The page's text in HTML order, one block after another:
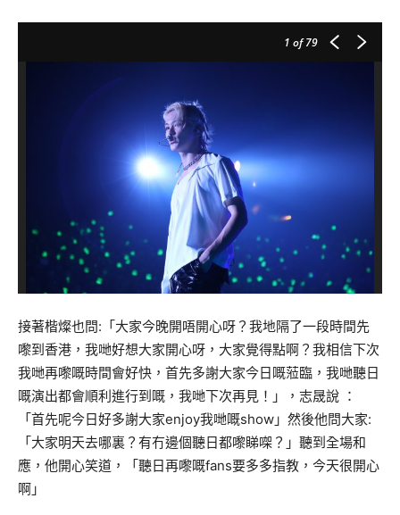
1 of 79
接著楷燦也問:「大家今晚開唔開心呀？我地隔了一段時間先
嚟到香港，我哋好想大家開心呀，大家覺得點啊？我相信下次
我哋再嚟嘅時間會好快，首先多謝大家今日嘅蒞臨，我哋聽日
嘅演出都會順利進行到嘅，我哋下次再見！」，志晟說 ：
「首先呢今日好多謝大家enjoy我哋嘅show」然後他問大家:
「大家明天去哪裏？有冇邊個聽日都嚟睇㗎？」聽到全場和
應，他開心笑道，「聽日再嚟嘅fans要多多指教，今天很開心
啊」